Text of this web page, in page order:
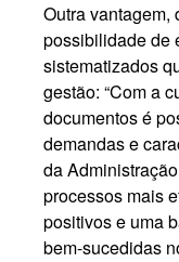
Outra vantagem,
possibilidade de
sistematizados
gestão: “Com a
documentos é
demandas e
da
processos mais
positivos e uma
bem-sucedidas